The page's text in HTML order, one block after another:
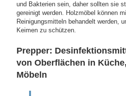
und Bakterien sein, daher sollten sie
gereinigt werden. Holzmöbel können
Reinigungsmitteln behandelt werden,
Keimen zu schützen.
Prepper:
von Oberflächen in
Möbeln